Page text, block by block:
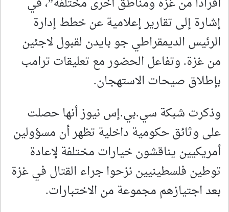
إشارة إلى تقارير إعلامية عن خطط إدارة
الرئيس الديمقراطي جو بايدن لقبول لاجئين
من غزة. وتفاعل الحضور مع تعليقات ترامب
بإطلاق صيحات الاستهجان.
وذكرت شبكة سي.بي.إس نيوز أنها حصلت
على وثائق حكومية داخلية تظهر أن مسؤولين
أمريكيين يناقشون خيارات مختلفة لإعادة
توطين فلسطينيين نزحوا جراء القتال في غزة
بعد اجتيازهم مجموعة من الاختبارات.